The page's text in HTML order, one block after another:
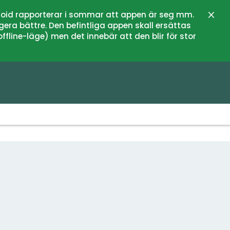
rapporterar i sommar att appen är seg mm.
bättre. Den befintliga appen skall ersättas
läge) men det innebär att den blir för stor